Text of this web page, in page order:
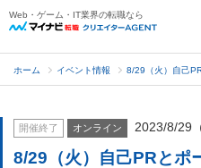
Web・ゲーム・IT業界の転職なら
ホーム イベント情報 8/29（火）自己
開催終了 オンライン 2023/8/29
8/29（火）自己PRとポ